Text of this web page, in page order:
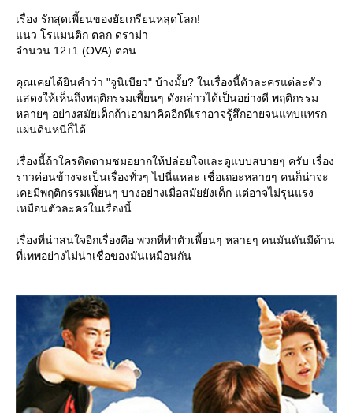
เรื่อง รักสุดเพี้ยนของยัยเกรียนหลุดโลก!
นว โรแมนติก ตลก ดราม่า
จำนวน 12+1 (OVA) ตอน
คุณเคยได้ยินคำว่า "จูนิเบียว" บ้างมั้ย? ในเรื่องนี้ตัวละครแต่ละตัว
สดงให้เห็นถึงพฤติกรรมเพี้ยนๆ ดังกล่าวได้เป็นอย่างดี พฤติกรรม
หลายๆ อย่างสมัยเด็กถ้าเอามาคิดอีกทีเราอาจรู้สึกอายจนแทบแทรก
ผ่นดินหนีก็ได้
เรื่องนี้ถ้าใครติดตามชมอยากให้ปล่อยใจและดูแบบสบายๆ ครับ เรื่อง
ราวค่อนข้างจะเป็นเรื่องทั่วๆ ไปนี่แหละ เชื่อเถอะหลายๆ คนก็น่าจะ
เคยมีพฤติกรรมเพี้ยนๆ บางอย่างเมื่อสมัยยังเด็ก แต่อาจไม่รุนแรง
เหมือนตัวละครในเรื่องนี้
เรื่องที่น่าสนใจอีกเรื่องคือ พวกที่ทำตัวเพี้ยนๆ หลายๆ คนมันดันมีด้าน
ที่เทพอย่างไม่น่าเชื่อของมันเหมือนกัน